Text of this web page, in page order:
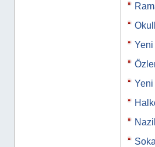
Yeni
Yeni